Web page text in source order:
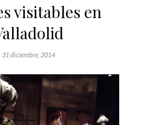
visitables en
31 diciembre, 2014